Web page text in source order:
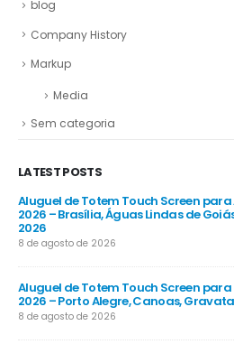
blog
Company History
Markup
Media
Sem categoria
LATEST POSTS
Aluguel de Totem Touch Screen
2026 – Brasília, Águas Lindas de
2026
8 de agosto de 2026
Aluguel de Totem Touch Screen para
2026 – Porto Alegre, Canoas,
8 de agosto de 2026